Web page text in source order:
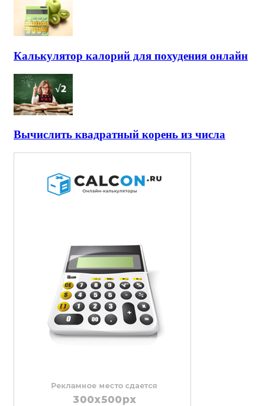
Калькулятор калорий для похудения онлайн
Вычислить квадратный корень из числа